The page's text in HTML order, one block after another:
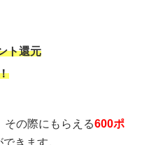
ト還元
その際にもらえる600ポ
きます。